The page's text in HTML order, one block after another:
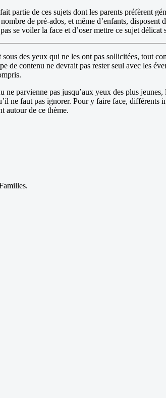
partie de ces sujets dont les parents préfèrent
de pré-ados, et même d’enfants, disposent
se voiler la face et d’oser mettre ce sujet
des yeux qui ne les ont pas sollicitées, tout
contenu ne devrait pas rester seul avec les
parvienne pas jusqu’aux yeux des plus
ne faut pas ignorer. Pour y faire face,
autour de ce thème.